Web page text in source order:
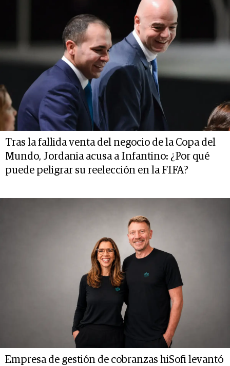
Tras la fallida venta del negocio de la Copa del
Mundo, Jordania acusa a Infantino: ¿Por qué
puede peligrar su reelección en la FIFA?
Empresa de gestión de cobranzas hiSofi levantó